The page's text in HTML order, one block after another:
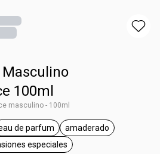
100ml
masculino - 100ml
masculino
general.tag eau de parfum
de parfum
general.tag
amaderado
general.tag para salir, ocasiones
especiales